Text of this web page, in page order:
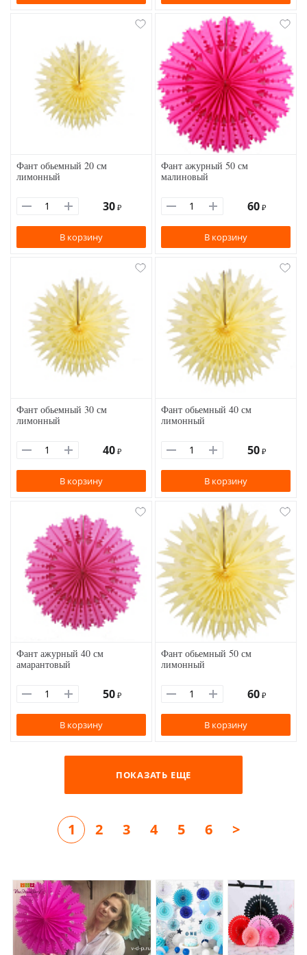
Фант обьемный 20 см
лимонный
30 ₽
В корзину
Фант ажурный 50 см
малиновый
60 ₽
В корзину
Фант обьемный 30 см
лимонный
40 ₽
В корзину
Фант обьемный 40 см
лимонный
50 ₽
В корзину
Фант ажурный 40 см
амарантовый
50 ₽
В корзину
Фант обьемный 50 см
лимонный
60 ₽
В корзину
ПОКАЗАТЬ ЕЩЕ
1 2 3 4 5 6 >